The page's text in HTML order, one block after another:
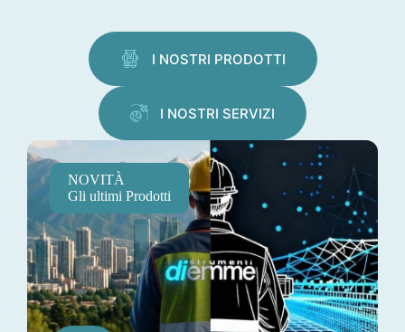
I NOSTRI PRODOTTI
I NOSTRI SERVIZI
NOVITÀ
Gli ultimi Prodotti